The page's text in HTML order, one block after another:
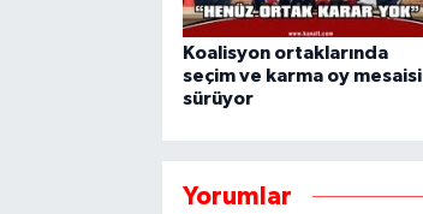
Koalisyon ortaklarında
seçim ve karma oy mesaisi
sürüyor
Yorumlar